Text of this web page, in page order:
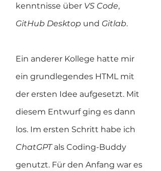
kenntnisse über VS Code,
GitHub Desktop und Gitlab.
Ein anderer Kollege hatte mir
ein grundlegendes HTML mit
der ersten Idee aufgesetzt. Mit
diesem Entwurf ging es dann
los. Im ersten Schritt habe ich
ChatGPT als Coding-Buddy
genutzt. Für den Anfang war es